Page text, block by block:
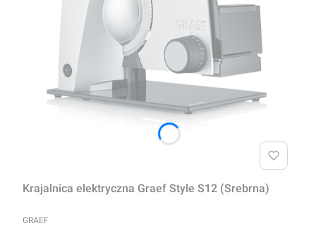
Krajalnica elektryczna Graef Style S12 (Srebrna)
PRODUCENT
GRAEF